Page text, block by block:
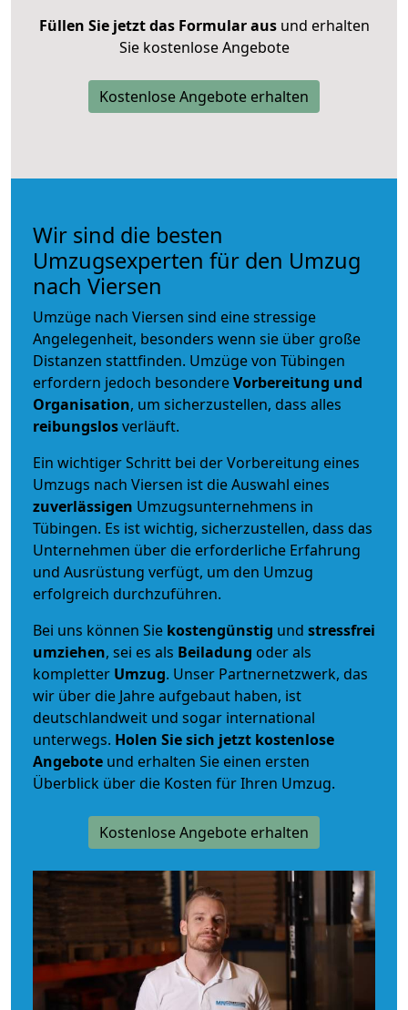
Füllen Sie jetzt das Formular ausund erhalten
Sie kostenlose Angebote
Kostenlose Angebote erhalten
Wir sind die besten
Umzugsexperten für den Umzug
nach Viersen
Umzüge nach Viersen sind eine stressige
Angelegenheit, besonders wenn sie über große
Distanzen stattfinden. Umzüge von Tübingen
erfordern jedoch besondereVorbereitung und
Organisation, um sicherzustellen, dass alles
reibungslosverläuft.
Ein wichtiger Schritt bei der Vorbereitung eines
Umzugs nach Viersen ist die Auswahl eines
zuverlässigen Umzugsunternehmens in
Tübingen. Es ist wichtig, sicherzustellen, dass das
Unternehmen über die erforderliche Erfahrung
und Ausrüstung verfügt, um den Umzug
erfolgreich durchzuführen.
Bei uns können Sie kostengünstig und stressfrei
umziehen, sei es als Beiladung oder als
kompletter Umzug. Unser Partnernetzwerk, das
wir über die Jahre aufgebaut haben, ist
deutschlandweit und sogar international
unterwegs. Holen Sie sich jetzt kostenlose
Angebote und erhalten Sie einen ersten
Überblick über die Kosten für Ihren Umzug.
Kostenlose Angebote erhalten